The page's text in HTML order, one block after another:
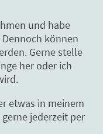
und habe
können
Gerne stelle
her oder ich
etwas in meinem
jederzeit per